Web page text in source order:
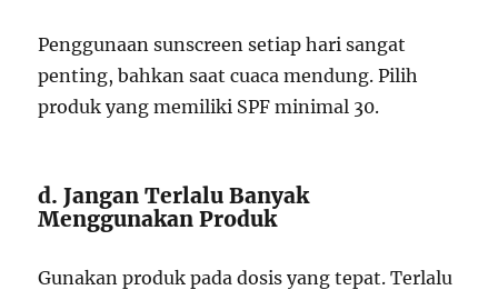
Penggunaan sunscreen setiap hari sangat
penting, bahkan saat cuaca mendung. Pilih
produk yang memiliki SPF minimal 30.
d. Jangan Terlalu Banyak
Menggunakan Produk
Gunakan produk pada dosis yang tepat. Terlalu